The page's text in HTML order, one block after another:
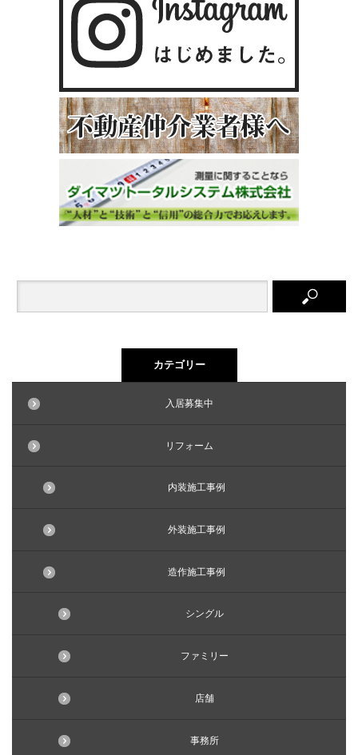
カテゴリー
入居募集中
リフォーム
内装施工事例
外装施工事例
造作施工事例
シングル
ファミリー
店舗
事務所